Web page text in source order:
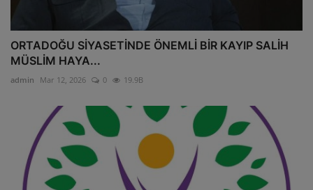
ORTADOĞU SİYASETİNDE ÖNEMLİ BİR KAYIP SALİH
MÜSLİM HAYA...
admin Mar 12, 2026 0 19.9B